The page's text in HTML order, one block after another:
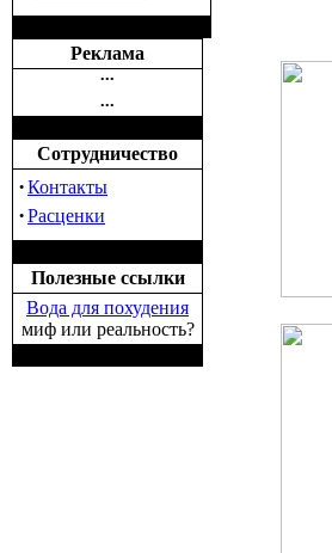
Реклама
•••
•••
Сотрудничество
·Контакты
·Расценки
Полезные ссылки
Вода для похудения
миф или реальность?